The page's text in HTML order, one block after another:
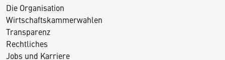
Die Organisation
Wirtschaftskammerwahlen
Transparenz
Rechtliches
Jobs und Karriere